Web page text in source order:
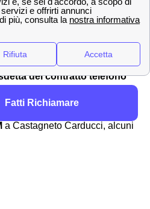
e i contatti di TIM a
parlare con il servizio
le offerte o risolvere
del contratto telefono
a Castagneto Carducci, alcuni
Fatti Richiamare